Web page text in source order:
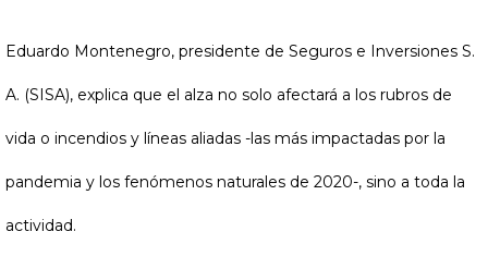
Eduardo Montenegro, presidente de Seguros e Inversiones S.
A. (SISA), explica que el alza no solo afectará a los rubros de
vida o incendios y líneas aliadas -las más impactadas por la
pandemia y los fenómenos naturales de 2020-, sino a toda la
actividad.